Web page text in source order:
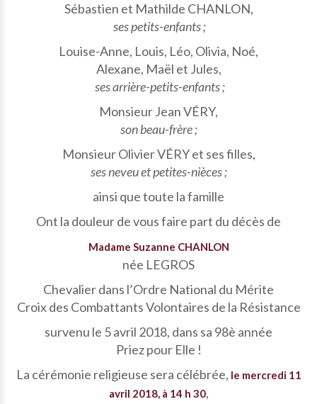
Sébastien et Mathilde CHANLON,
ses petits-enfants ;
Louise-Anne, Louis, Léo, Olivia, Noé,
Alexane, Maël et Jules,
ses arrière-petits-enfants ;
Monsieur Jean VÉRY,
son beau-frère ;
Monsieur Olivier VÉRY et ses filles,
ses neveu et petites-nièces ;
ainsi que toute la famille
Ont la douleur de vous faire part du décès de
Madame Suzanne CHANLON
née LEGROS
Chevalier dans l’Ordre National du Mérite
Croix des Combattants Volontaires de la Résistance
survenu le 5 avril 2018, dans sa 98è année
Priez pour Elle !
La cérémonie religieuse sera célébrée, le mercredi 11
avril 2018, à 14 h 30,